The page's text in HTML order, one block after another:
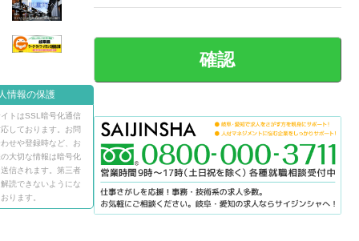
情報の保護
トはSSL暗号化通信
しております。お問
せや登録時など、お
大切な情報は暗号化
信されます。第三者
読できないようにな
ります。